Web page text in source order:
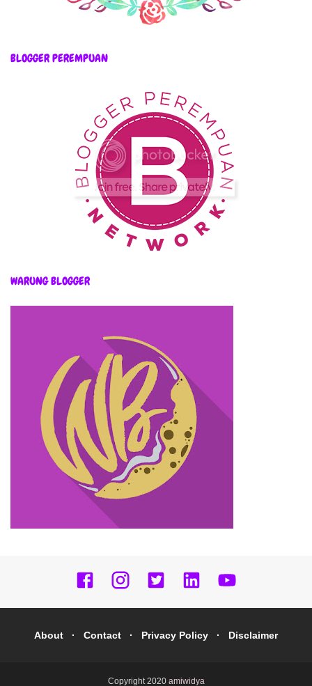
BLOGGER PEREMPUAN
WARUNG BLOGGER
About Contact Privacy Policy Disclaimer
Copyright 2020 amiwidya